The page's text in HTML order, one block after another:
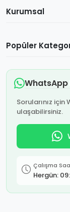
Kurumsal
Popüler
WhatsApp
Sorularınız
ulaşabilirsiniz.
Çalışma
Hergün: